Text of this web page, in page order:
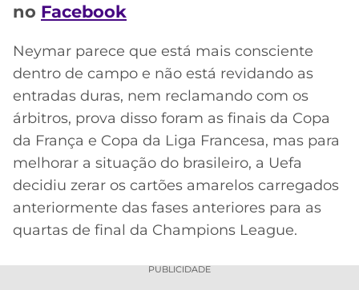
CRUZEIRO
no Facebook
Neymar parece que está mais consciente
dentro de campo e não está revidando as
entradas duras, nem reclamando com os
árbitros, prova disso foram as finais da Copa
da França e Copa da Liga Francesa, mas para
melhorar a situação do brasileiro, a Uefa
decidiu zerar os cartões amarelos carregados
anteriormente das fases anteriores para as
quartas de final da Champions League.
PUBLICIDADE